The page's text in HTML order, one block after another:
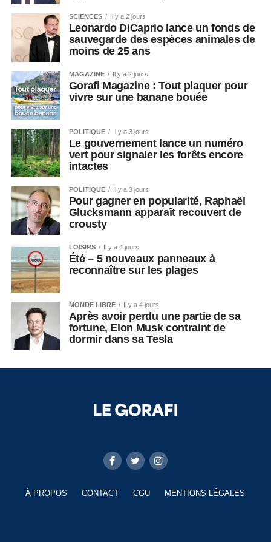
SCIENCES Il y a 2 jours
Leonardo DiCaprio lance un fonds de
sauvegarde des espèces animales de
moins de 25 ans
MAGAZINE Il y a 2 jours
Gorafi Magazine : Tout plaquer pour
vivre sur une banane bouée
POLITIQUE Il y a 3 jours
Le gouvernement lance un numéro
vert pour signaler les forêts encore
intactes
POLITIQUE Il y a 3 jours
Pour gagner en popularité, Raphaël
Glucksmann apparaît recouvert de
crousty
LOISIRS Il y a 4 jours
Été – 5 nouveaux panneaux à
reconnaître sur les plages
MONDE LIBRE Il y a 4 jours
Après avoir perdu une partie de sa
fortune, Elon Musk contraint de
dormir dans sa Tesla
À PROPOS CONTACT CGU MENTIONS LÉGALES